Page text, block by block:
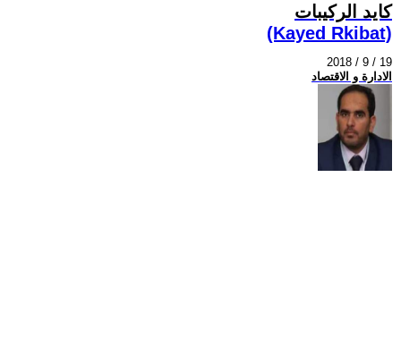
كايد الركيبات
(Kayed Rkibat)
2018 / 9 / 19
الادارة و الاقتصاد